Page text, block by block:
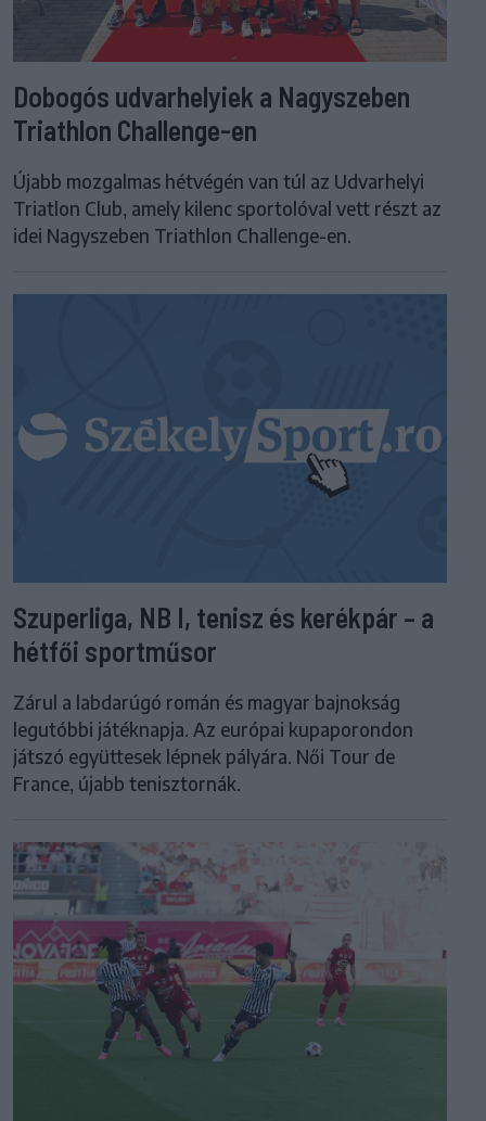
Dobogós udvarhelyiek a Nagyszeben
Triathlon Challenge-en
Újabb mozgalmas hétvégén van túl az Udvarhelyi
Triatlon Club, amely kilenc sportolóval vett részt az
idei Nagyszeben Triathlon Challenge-en.
Szuperliga, NB I, tenisz és kerékpár – a
hétfői sportműsor
Zárul a labdarúgó román és magyar bajnokság
legutóbbi játéknapja. Az európai kupaporondon
játszó együttesek lépnek pályára. Női Tour de
France, újabb tenisztornák.